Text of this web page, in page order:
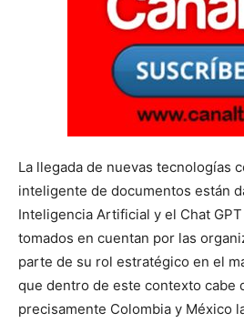
La llegada de nuevas tecnologías
inteligente de documentos están
Inteligencia Artificial y el Chat
tomados en cuentan por las
parte de su rol estratégico en el
que dentro de este contexto cabe
precisamente Colombia y México